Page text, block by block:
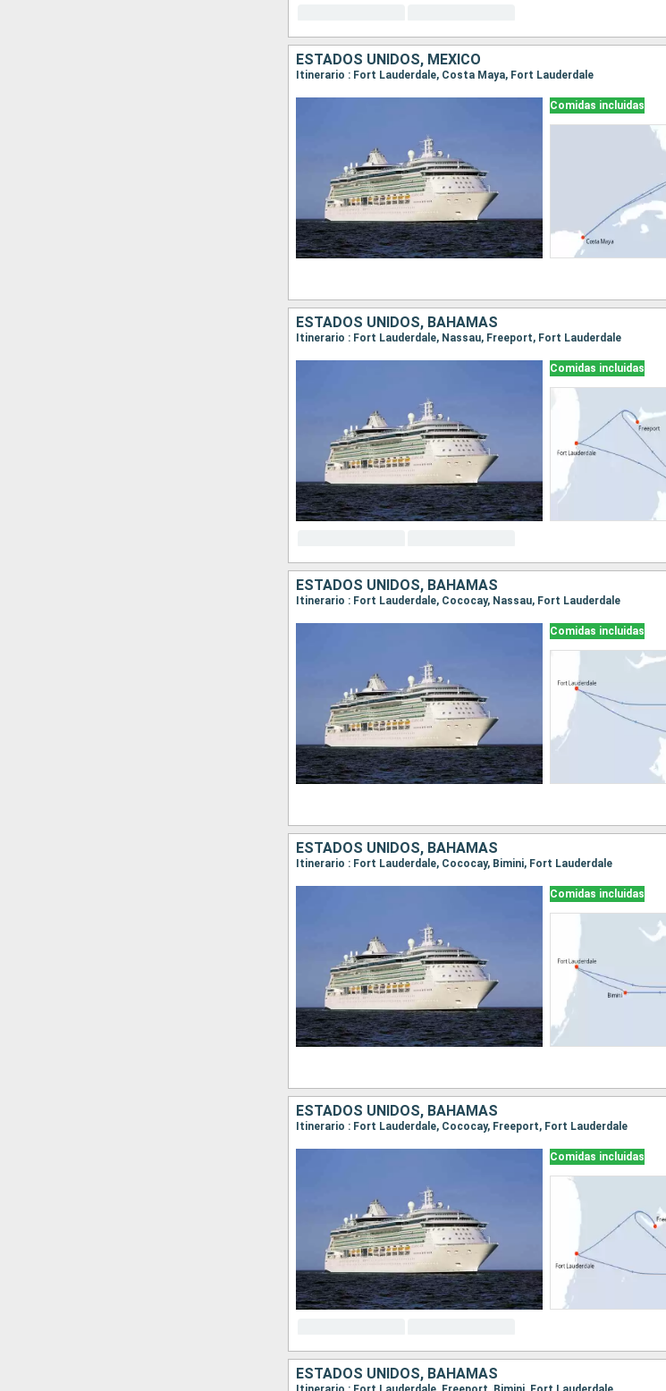
ESTADOS UNIDOS, MÉXICO
Itinerario : Fort Lauderdale, Costa Maya, Fort Lauderdale
Comidas incluidas
ESTADOS UNIDOS, BAHAMAS
Itinerario : Fort Lauderdale, Nassau, Freeport, Fort Lauderdale
Comidas incluidas
ESTADOS UNIDOS, BAHAMAS
Itinerario : Fort Lauderdale, Cococay, Nassau, Fort Lauderdale
Comidas incluidas
ESTADOS UNIDOS, BAHAMAS
Itinerario : Fort Lauderdale, Cococay, Bimini, Fort Lauderdale
Comidas incluidas
ESTADOS UNIDOS, BAHAMAS
Itinerario : Fort Lauderdale, Cococay, Freeport, Fort Lauderdale
Comidas incluidas
ESTADOS UNIDOS, BAHAMAS